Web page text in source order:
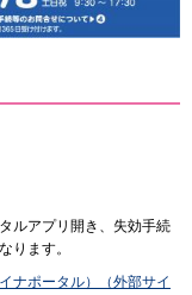
ルアプリ開き、失効手続
ります。
ナポータル）（外部サイ